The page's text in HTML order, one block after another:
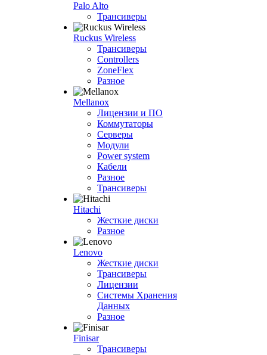
Palo Alto
Трансиверы
Ruckus Wireless
Трансиверы
Controllers
ZoneFlex
Разное
Mellanox
Лицензии и ПО
Коммутаторы
Серверы
Модули
Power system
Кабели
Разное
Трансиверы
Hitachi
Жесткие диски
Разное
Lenovo
Жесткие диски
Трансиверы
Лицензии
Системы Хранения
Данных
Разное
Finisar
Трансиверы